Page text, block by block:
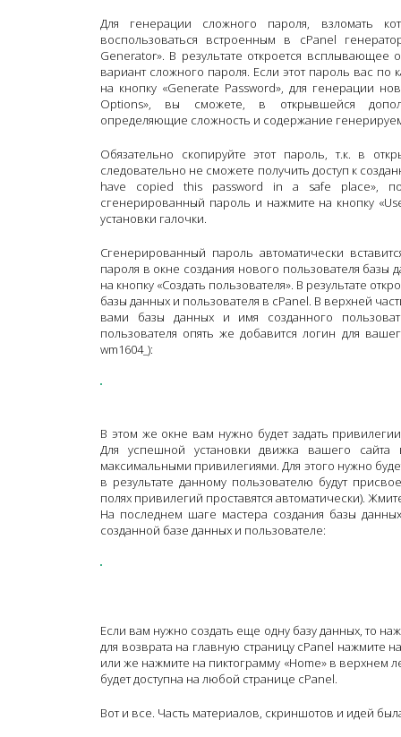
Для генерации сложного пароля, взломать
воспользоваться встроенным в cPanel
Generator». В результате откроется всплывающее
вариант сложного пароля. Если этот пароль вас
на кнопку «Generate Password», для генерации
Options», вы сможете, в открывшейся
определяющие сложность и содержание
Обязательно скопируйте этот пароль, т.к. в
следовательно не сможете получить доступ к
have copied this password in a safe place»,
сгенерированный пароль и нажмите на кнопку
установки галочки.
Сгенерированный пароль автоматически
пароля в окне создания нового пользователя базы
на кнопку «Создать пользователя». В результате
базы данных и пользователя в cPanel. В верхней
вами базы данных и имя созданного
пользователя опять же добавится логин для
wm1604_):
В этом же окне вам нужно будет задать
Для успешной установки движка вашего сайта
максимальными привилегиями. Для этого нужно
в результате данному пользователю будут
полях привилегий проставятся автоматически).
На последнем шаге мастера создания базы
созданной базе данных и пользователе:
Если вам нужно создать еще одну базу данных, то
для возврата на главную страницу cPanel нажмите
или же нажмите на пиктограмму «Home» в верхнем
будет доступна на любой странице cPanel.
Вот и все. Часть материалов, скриншотов и идей